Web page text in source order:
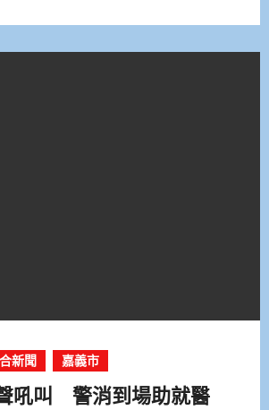
新聞 嘉義市
吼叫 警消到場助就醫